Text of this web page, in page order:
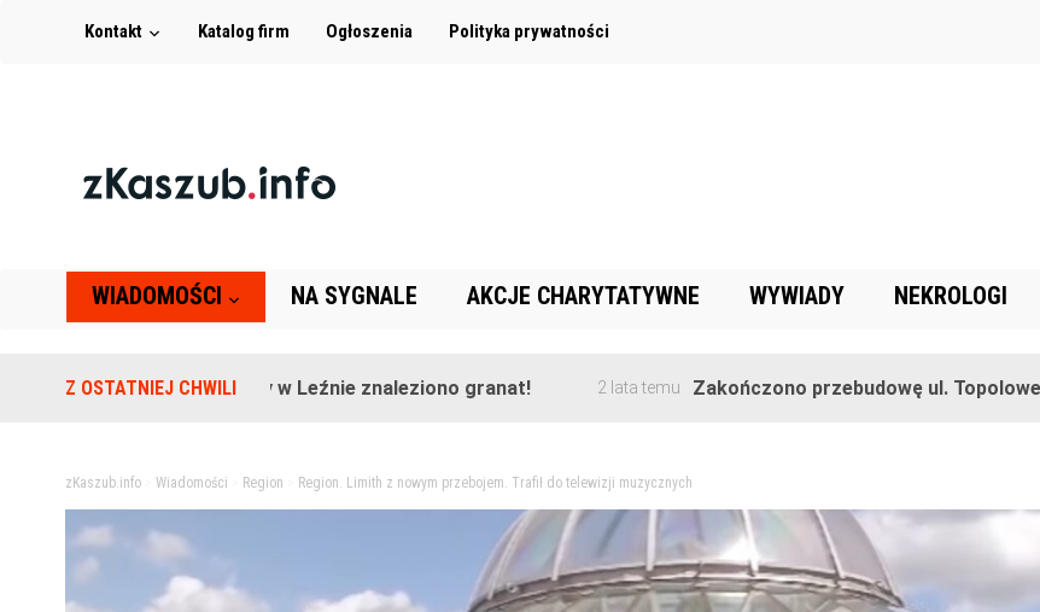
Kontakt Katalog firm Ogłoszenia Polityka prywatności
WIADOMOŚCI NA SYGNALE AKCJE CHARYTATYWNE WYWIADY NEKROLOGI
Z OSTATNIEJ CHWILI
Na terenie szkoły w Leźnie znaleziono granat! 2 lata temu Zakończono przebudowę ul. Topolowej w
zKaszub.info> Wiadomości Region Region. Limith z nowym przebojem. Trafił do telewizji muzycznych